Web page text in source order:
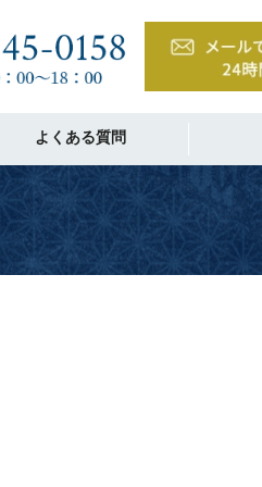
よくある質問